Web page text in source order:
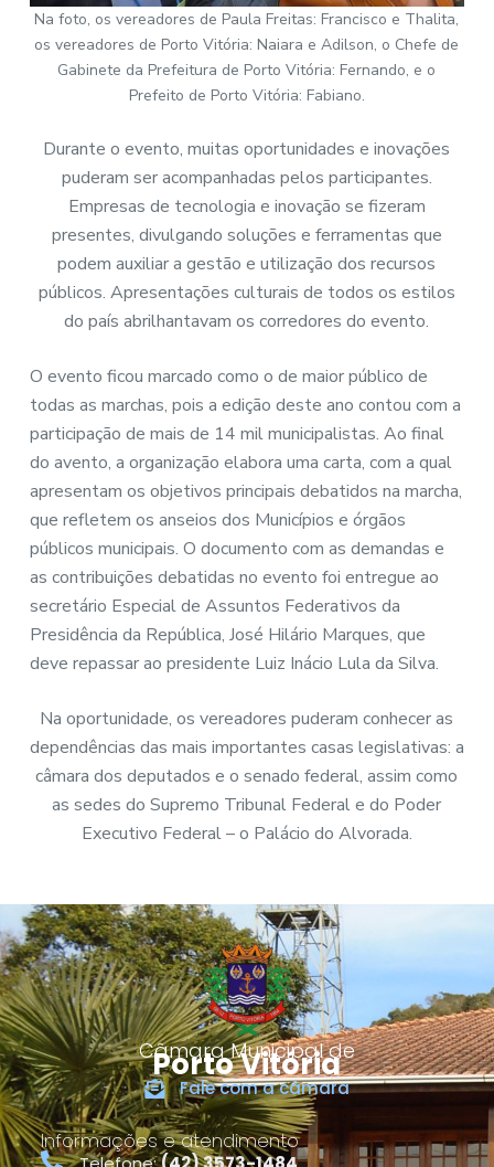
Na foto, os vereadores de Paula Freitas: Francisco e Thalita,
os vereadores de Porto Vitória: Naiara e Adilson, o Chefe de
Gabinete da Prefeitura de Porto Vitória: Fernando, e o
Prefeito de Porto Vitória: Fabiano.
Durante o evento, muitas oportunidades e inovações
puderam ser acompanhadas pelos participantes.
Empresas de tecnologia e inovação se fizeram
presentes, divulgando soluções e ferramentas que
podem auxiliar a gestão e utilização dos recursos
públicos. Apresentações culturais de todos os estilos
do país abrilhantavam os corredores do evento.
O evento ficou marcado como o de maior público de
todas as marchas, pois a edição deste ano contou com a
participação de mais de 14 mil municipalistas. Ao final
do avento, a organização elabora uma carta, com a qual
apresentam os objetivos principais debatidos na marcha,
que refletem os anseios dos Municípios e órgãos
públicos municipais. O documento com as demandas e
as contribuições debatidas no evento foi entregue ao
secretário Especial de Assuntos Federativos da
Presidência da República, José Hilário Marques, que
deve repassar ao presidente Luiz Inácio Lula da Silva.
Na oportunidade, os vereadores puderam conhecer as
dependências das mais importantes casas legislativas: a
câmara dos deputados e o senado federal, assim como
as sedes do Supremo Tribunal Federal e do Poder
Executivo Federal – o Palácio do Alvorada.
Câmara Municipal de
Porto Vitória
Fale com a câmara
Informações e atendimento